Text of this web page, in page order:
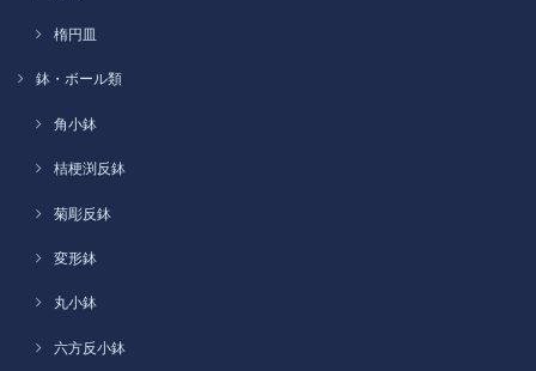
楕円皿
鉢・ボール類
角小鉢
桔梗渕反鉢
菊彫反鉢
変形鉢
丸小鉢
六方反小鉢